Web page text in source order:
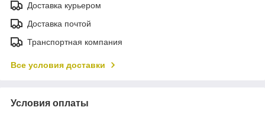
Доставка курьером
Доставка почтой
Транспортная компания
Все условия доставки
Условия оплаты